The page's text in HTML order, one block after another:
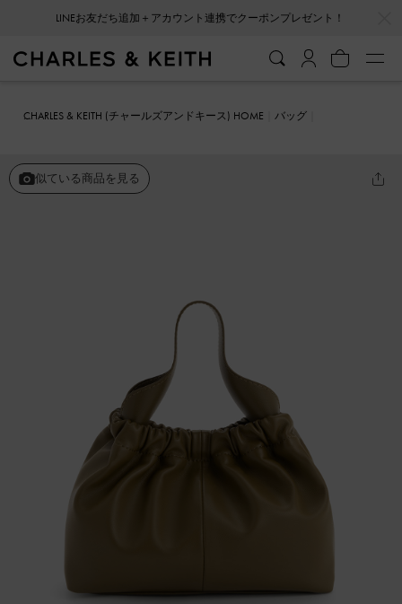
会員登録＋ニュースレター登録で10%OFFクーポンプレゼント！
CHARLES & KEITH (チャールズアンドキース) HOME
バッグ
似ている商品を見る